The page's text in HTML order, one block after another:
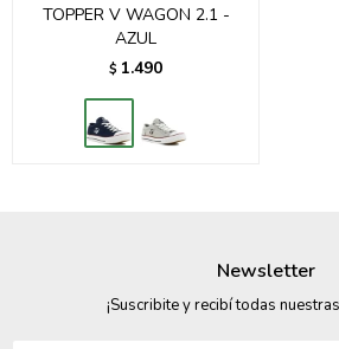
TOPPER V WAGON 2.1 -
AZUL
$ 1.490
Newsletter
¡Suscribite y recibí todas